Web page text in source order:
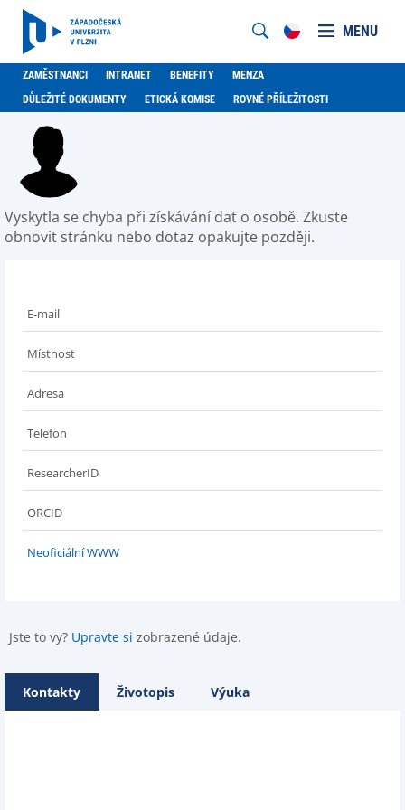
MENU
ZAMĚSTNANCI INTRANET BENEFITY
MENZA
DŮLEŽITÉ DOKUMENTY
ETICKÁ KOMISE ROVNÉ PŘÍLEŽITOSTI
Vyskytla se chyba při získávání dat o osobě. Zkuste
obnovit stránku nebo dotaz opakujte později.
E-mail
Místnost
Adresa
Telefon
ResearcherID
ORCID
Neoficiální WWW
Jste to vy? Upravte si zobrazené údaje.
Kontakty Životopis Výuka